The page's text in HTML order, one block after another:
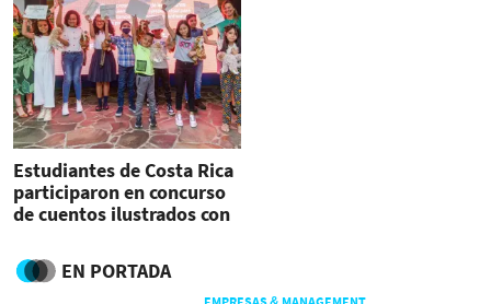
Estudiantes de Costa Rica
participaron en concurso
de cuentos ilustrados con
EN PORTADA